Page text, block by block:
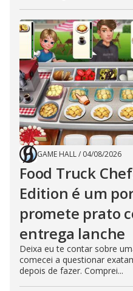
GAME HALL/ 04/08/2026
Food Truck
Edition é um
promete prato
entrega lanche
Deixa eu te contar sobre
comecei a questionar
depois de fazer. Comprei...